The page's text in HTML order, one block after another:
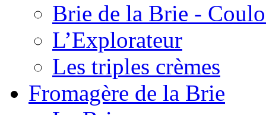
Brie de la Brie -
L’Explorateur
Les triples crèmes
Fromagère de la Brie